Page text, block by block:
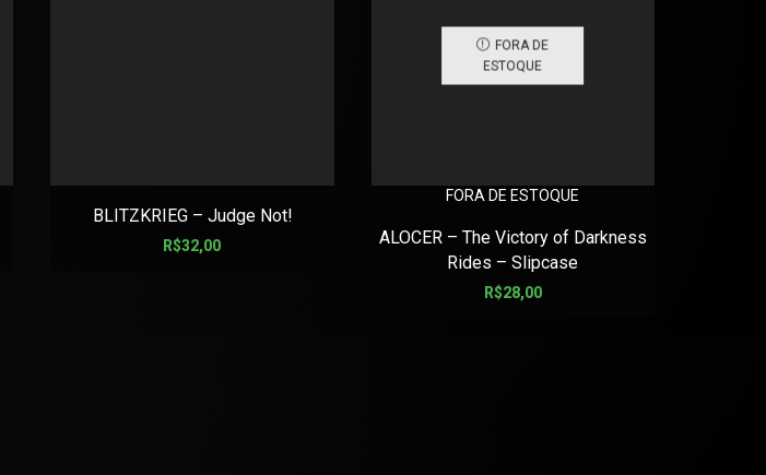
BLITZKRIEG – Judge Not!
R$32,00
FORA DE
ESTOQUE
FORA DE ESTOQUE
ALOCER – The Victory of Darkness
Rides – Slipcase
R$28,00